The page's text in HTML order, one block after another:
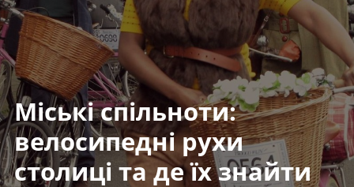
Міські спільноти:
велосипедні рухи
столиці та де їх знайти